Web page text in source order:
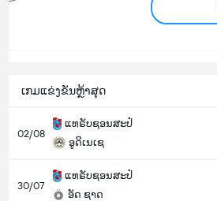
ເກມແຂ່ງຂັນຫຼ້າສຸດ
02/08
ແທຣັບຊອນສະປໍ
ອູດິເນເຊ
30/07
ແທຣັບຊອນສະປໍ
ອັດ ຊາດ